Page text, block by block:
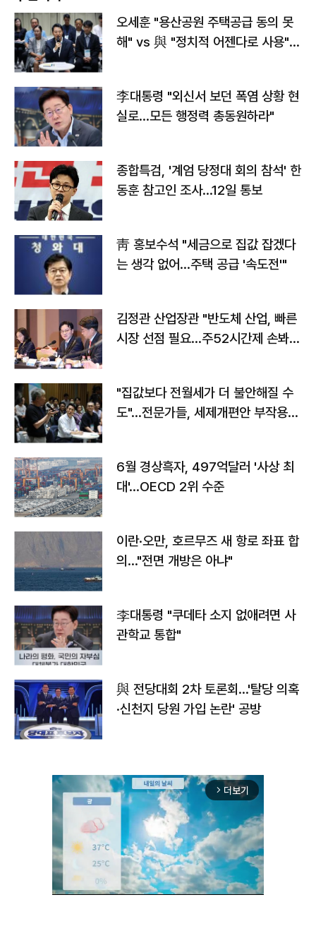
오세훈 "용산공원 주택공급 동의 못
해" vs 與 "정치적 어젠다로 사용"
李대통령 "외신서 보던 폭염 상황 현
실로…모든 행정력 총동원하라"
종합특검, '계엄 당정대 회의 참석' 한
동훈 참고인 조사...12일 통보
靑 홍보수석 "세금으로 집값 잡겠다
는 생각 없어…주택 공급 '속도전'"
김정관 산업장관 "반도체 산업, 빠른
시장 선점 필요…주52시간제 손봐
"집값보다 전월세가 더 불안해질 수
도"…전문가들, 세제개편안 부작용
6월 경상흑자, 497억달러 '사상 최
대'…OECD 2위 수준
이란·오만, 호르무즈 새 항로 좌표 합
의…"전면 개방은 아냐"
李대통령 "쿠데타 소지 없애려면 사
관학교 통합"
與 전당대회 2차 토론회…'탈당 의혹
·신천지 당원 가입 논란' 공방
arrow_forward_ios 더보기